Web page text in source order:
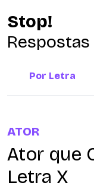
Stop!
Respostas
Por Letra
ATOR
Ator que
Letra X